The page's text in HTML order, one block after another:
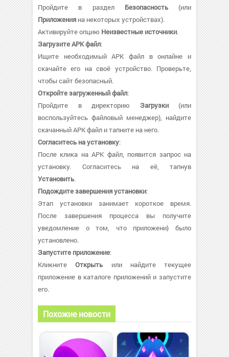
Пройдите в раздел Безопасность(или
Приложения на некоторых устройствах).
Активируйте опцию Неизвестные источники.
Загрузите APK файл:
Ищите необходимый APK файл в онлайне и
скачайте его на своё устройство. Проверьте,
чтобы сайт безопасный.
Откройте загруженный файл:
Пройдите в директорию Загрузки(или
воспользуйтесь файловый менеджер), найдите
скачанный APK файл и тапните на него.
Согласитесь на установку:
После клика на APK файл, появится запрос на
установку. Согласитесь на её, тапнув
Установить.
Подождите завершения установки:
Этап установки занимает короткое время.
После завершения процесса вы получите
уведомление о том, что приложени} было
установлено.
Запустите приложение:
КликнитеОткрыть или найдите текущее
приложение в каталоге приложений и запустите
его.
Похожие новости